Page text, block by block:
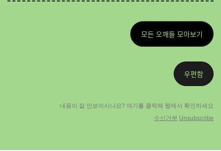
모든 오깨들 모아보기
우편함
내용이 잘 안보이시나요? 여기를 클릭해 웹에서 확인하세요
수신거부 Unsubscribe